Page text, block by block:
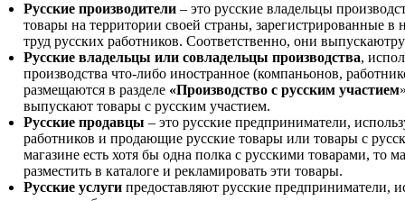
Русские производители – это русские владельцы
товары на территории своей страны, зарегистрированные
труд русских работников. Соответственно, они
Русские владельцы или совладельцы производства,
производства что-либо иностранное (компаньонов,
размещаются в разделе «Производство с русским участием
выпускают товары с русским участием.
Русские продавцы – это русские предприниматели,
работников и продающие русские товары или товары с
магазине есть хотя бы одна полка с русскими товарами, то
разместить в каталоге и рекламировать эти товары.
Русские услуги предоставляют русские предприниматели,